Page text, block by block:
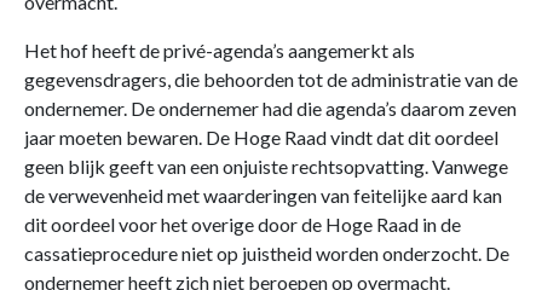
Het hof heeft de privé-agenda’s aangemerkt als
gegevensdragers, die behoorden tot de administratie van de
ondernemer. De ondernemer had die agenda’s daarom zeven
jaar moeten bewaren. De Hoge Raad vindt dat dit oordeel
geen blijk geeft van een onjuiste rechtsopvatting. Vanwege
de verwevenheid met waarderingen van feitelijke aard kan
dit oordeel voor het overige door de Hoge Raad in de
cassatieprocedure niet op juistheid worden onderzocht. De
ondernemer heeft zich niet beroepen op overmacht.